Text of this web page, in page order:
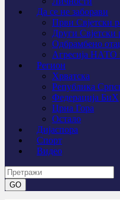
Да се не заборави
Први Свјeтски
Други
Одбрамбено
Агресија НАТО
Регион
Хрватска
Република
Федерација БиХ
Црна Гора
Остало
Дијаспора
Спорт
Видео